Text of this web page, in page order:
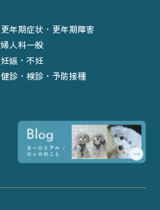
更年期症状・更年期障害
婦人科一般
妊娠・不妊
健診・検診・予防接種